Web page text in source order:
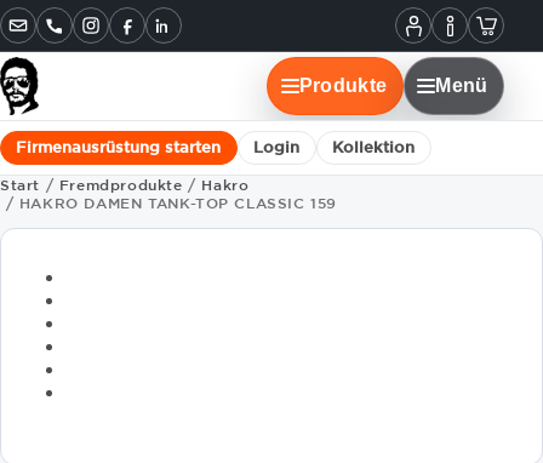
Mein
Konto
Informationen
Instagram
FacebookLinkedIn
Produkte Menü
Firmenausrüstung starten Login Kollektion
Start / Fremdprodukte / Hakro
/ HAKRO DAMEN TANK-TOP CLASSIC 159